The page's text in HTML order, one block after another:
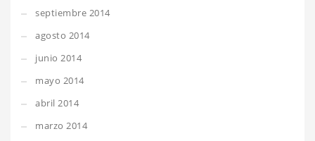
septiembre 2014
agosto 2014
junio 2014
mayo 2014
abril 2014
marzo 2014